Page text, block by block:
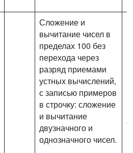
Сложение и
вычитание чисел в
пределах 100 без
перехода через
разряд приемами
устных вычислений,
с записью примеров
в строчку: сложение
и вычитание
двузначного и
однозначного чисел.